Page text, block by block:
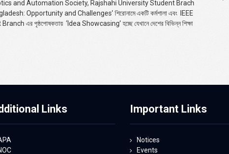
and Automation Society, Rajshahi University Student Brach
Opportunity and Challenges’ শিরোনামে একটি কর্মশালা এবং
IEEE
Branch এর পৃষ্ঠপোষকতায় ‘Idea Showcasing’ হচ্ছে যেখানে দেশের বিভিন্ন শিক্ষা
Links Important Links
Notices
Events